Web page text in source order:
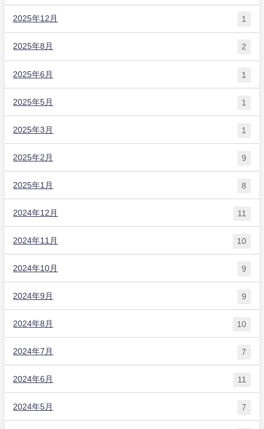
2025年12月 1
2025年8月 2
2025年6月 1
2025年5月 1
2025年3月 1
2025年2月 9
2025年1月 8
2024年12月 11
2024年11月 10
2024年10月 9
2024年9月 9
2024年8月 10
2024年7月 7
2024年6月 11
2024年5月 7